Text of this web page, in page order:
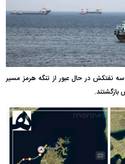
نفتکش در حال عبور از تنگه هرمز مسیر
بازگشتند.